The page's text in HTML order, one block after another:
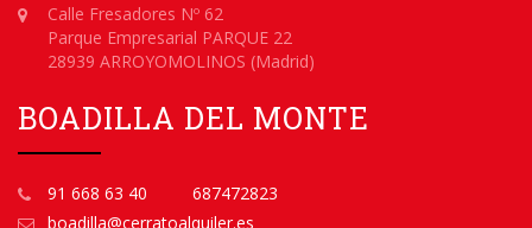
Calle Fresadores Nº 62
Parque Empresarial PARQUE 22
28939 ARROYOMOLINOS (Madrid)
BOADILLA DEL MONTE
91 668 63 40
687472823
boadilla@cerratoalquiler.es